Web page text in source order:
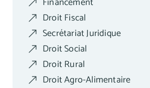
Droit Fiscal
Secrétariat Juridique
Droit Social
Droit Rural
Droit Agro-Alimentaire